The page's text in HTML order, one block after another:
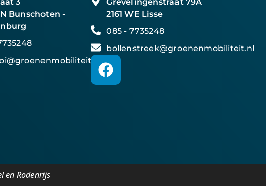
Bunschoten -
2161 WE Lisse
085 - 7735248
bollenstreek@groenenmobiliteit.nl
Rodenrijs